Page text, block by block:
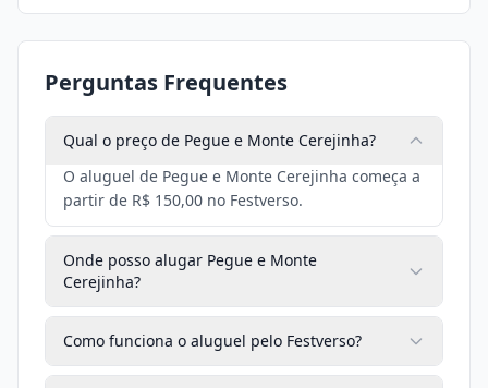
Perguntas Frequentes
Qual o preço de Pegue e Monte Cerejinha?
O aluguel de Pegue e Monte Cerejinha começa a
partir de R$ 150,00 no Festverso.
Onde posso alugar Pegue e Monte
Cerejinha?
Como funciona o aluguel pelo Festverso?